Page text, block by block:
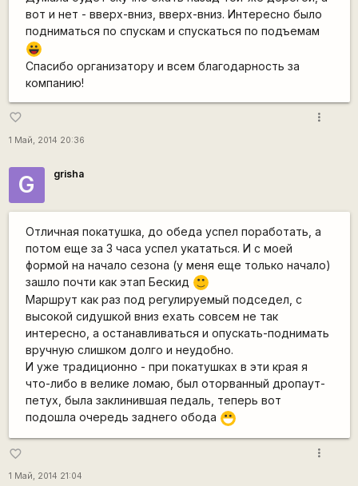
вот и нет - вверх-вниз, вверх-вниз. Интересно было
подниматься по спускам и спускаться по подъемам
|-))
Спасибо организатору и всем благодарность за
компанию!
favorite_border
1 Май, 2014 20:36
more_vert
G grisha
Отличная покатушка, до обеда успел поработать, а
потом еще за 3 часа успел укататься. И с моей
формой на начало сезона (у меня еще только начало)
зашло почти как этап Бескид
:)
Маршрут как раз под регулируемый подседел, с
высокой сидушкой вниз ехать совсем не так
интересно, а останавливаться и опускать-поднимать
вручную слишком долго и неудобно.
И уже традиционно - при покатушках в эти края я
что-либо в велике ломаю, был оторванный дропаут-
петух, была заклинившая педаль, теперь вот
подошла очередь заднего обода :D
favorite_border
1 Май, 2014 21:04
more_vert